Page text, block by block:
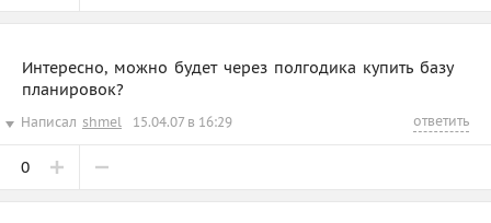
Интересно, можно будет через полгодика купить базу
планировок?
Написал shmel 15.04.07 в 16:29 ответить
0